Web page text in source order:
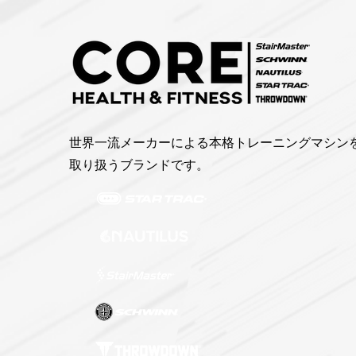
世界一流メーカーによる本格トレーニングマシン
取り扱うブランドです。